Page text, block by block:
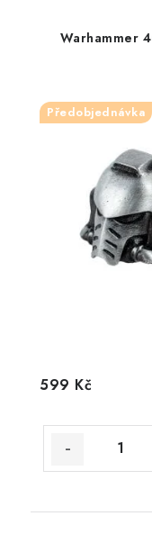
Warhammer
Předobjednávka
599 Kč